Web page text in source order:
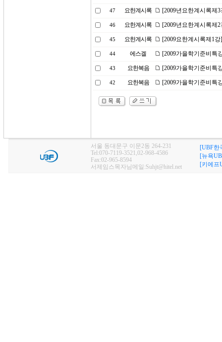
47 요한계시록 [2009년요한계시록제
46 요한계시록 [2009년요한계시록제
45 요한계시록 [2009요한계시록제1
44 에스겔 [2009가을학기준비특
43 요한복음 [2009가을학기준비특
42 요한복음 [2009가을학기준비특
서울 동대문구 이문2동 264-231
Tel:070-7119-3521,02-968-4586
Fax:02-965-8594
서제임스목자님메일:Suhjt@hitel.net
[UBF한
[뉴욕
[키에프